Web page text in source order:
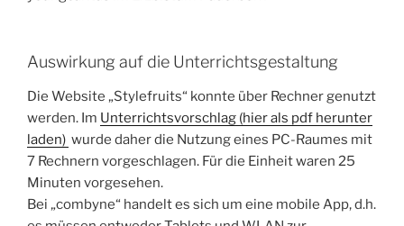
Auswirkung auf die Unterrichtsgestaltung
Die Website „Stylefruits“ konnte über Rechner genutzt
werden. Im Unterrichtsvorschlag (hier als pdf herunter
laden) wurde daher die Nutzung eines PC-Raumes mit
7 Rechnern vorgeschlagen. Für die Einheit waren 25
Minuten vorgesehen.
Bei „combyne“ handelt es sich um eine mobile App, d.h.